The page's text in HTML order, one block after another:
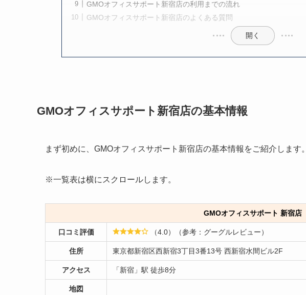
GMOオフィスサポート新宿店の利用までの流れ
GMOオフィスサポート新宿店のよくある質問
開く
GMOオフィスサポート新宿店の基本情報
まず初めに、GMOオフィスサポート新宿店の基本情報をご紹介します。
※一覧表は横にスクロールします。
GMOオフィスサポート 新宿店
口コミ評価 （4.0）（参考：グーグルレビュー）
住所 東京都新宿区西新宿3丁目3番13号 西新宿水間ビル2F
アクセス 「新宿」駅 徒歩8分
地図